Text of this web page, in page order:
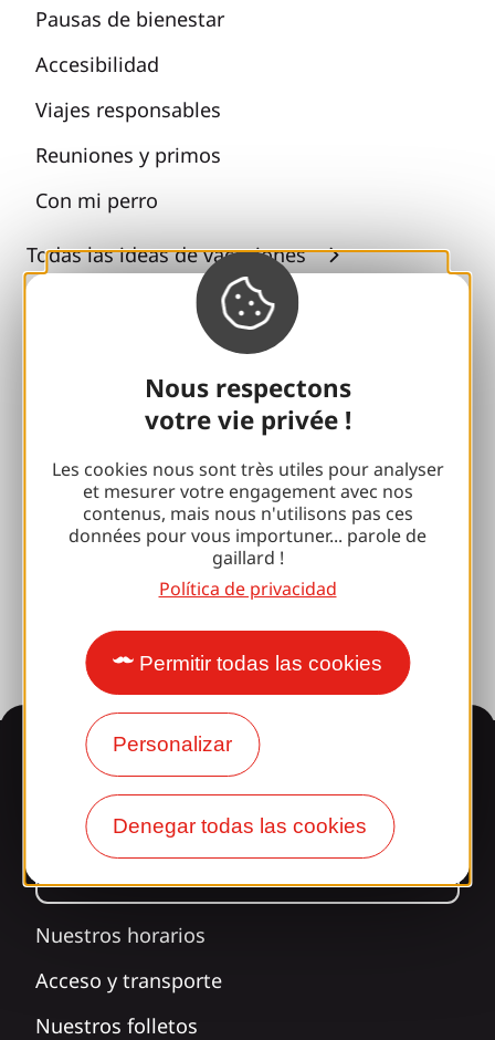
Nous respectons
votre vie privée !
Les cookies nous sont très utiles pour analyser
et mesurer votre engagement avec nos
contenus, mais nous n'utilisons pas ces
données pour vous importuner... parole de
gaillard !
Política de privacidad
Permitir todas las cookies
Personalizar
Denegar todas las cookies
Pausas de bienestar
Accesibilidad
Viajes responsables
Reuniones y primos
Con mi perro
Todas las ideas de vacaciones
Espacio Pro
Pausas deportivas
100% Club Gaillard
Brive 100% Evento
Sala de prensa
Información
¿Le sorprende nuestro
diseño?
Nuestros horarios
Acceso y transporte
Nuestros folletos